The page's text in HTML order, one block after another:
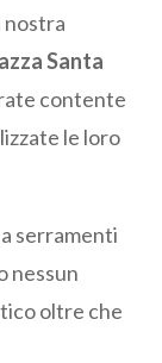
nostra
Santa
contente
le loro
serramenti
nessun
oltre che